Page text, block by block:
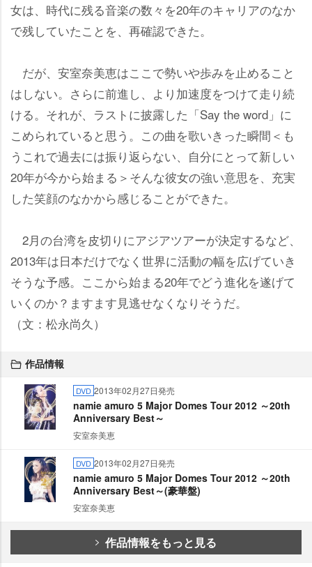
女は、時代に残る音楽の数々を20年のキャリアのなか
で残していたことを、再確認できた。
だが、安室奈美恵はここで勢いや歩みを止めること
はしない。さらに前進し、より加速度をつけて走り続
ける。それが、ラストに披露した「Say the word」に
こめられていると思う。この曲を歌いきった瞬間＜も
うこれで過去には振り返らない、自分にとって新しい
20年が今から始まる＞そんな彼女の強い意思を、充実
した笑顔のなかから感じることができた。
2月の台湾を皮切りにアジアツアーが決定するなど、
2013年は日本だけでなく世界に活動の幅を広げていき
そうな予感。ここから始まる20年でどう進化を遂げて
いくのか？ますます見逃せなくなりそうだ。
（文：松永尚久）
作品情報
DVD 2013年02月27日発売
namie amuro 5 Major Domes Tour 2012 ～20th
Anniversary Best～
安室奈美恵
DVD 2013年02月27日発売
namie amuro 5 Major Domes Tour 2012 ～20th
Anniversary Best～(豪華盤)
安室奈美恵
作品情報をもっと見る